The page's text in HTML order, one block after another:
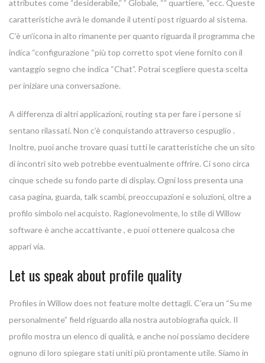
attributes come “desiderabile,” ” Globale, “” quartiere, “ecc. Queste
caratteristiche avrà le domande il utenti post riguardo al sistema.
C’è un’icona in alto rimanente per quanto riguarda il programma che
indica “configurazione “più top corretto spot viene fornito con il
vantaggio segno che indica “Chat”. Potrai scegliere questa scelta
per iniziare una conversazione.
A differenza di altri applicazioni, routing sta per fare i persone si
sentano rilassati. Non c’è conquistando attraverso cespuglio .
Inoltre, puoi anche trovare quasi tutti le caratteristiche che un sito
di incontri sito web potrebbe eventualmente offrire. Ci sono circa
cinque schede su fondo parte di display. Ogni loss presenta una
casa pagina, guarda, talk scambi, preoccupazioni e soluzioni, oltre a
profilo simbolo nel acquisto. Ragionevolmente, lo stile di Willow
software è anche accattivante , e puoi ottenere qualcosa che
appari via.
Let us speak about profile quality
Profiles in Willow does not feature molte dettagli. C’era un “Su me
personalmente” field riguardo alla nostra autobiografia quick. Il
profilo mostra un elenco di qualità, e anche noi possiamo decidere
ognuno di loro spiegare stati uniti più prontamente utile. Siamo in